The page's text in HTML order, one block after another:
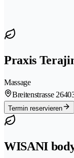
Praxis
Massage
Breitenstrasse 2
Termin reservieren
WISANI